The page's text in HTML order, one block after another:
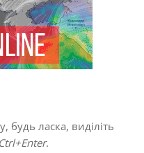
ласка, виділіть
Ctrl+Enter.